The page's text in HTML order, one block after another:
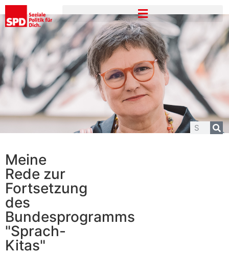
Meine
Rede zur
Fortsetzung
des
Bundesprogramms
"Sprach-
Kitas"